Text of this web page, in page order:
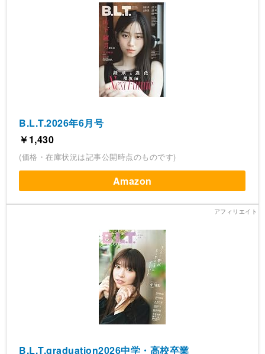
B.L.T.2026年6月号
￥1,430
(価格・在庫状況は記事公開時点のものです)
Amazon
B.L.T.graduation2026中学・高校卒業